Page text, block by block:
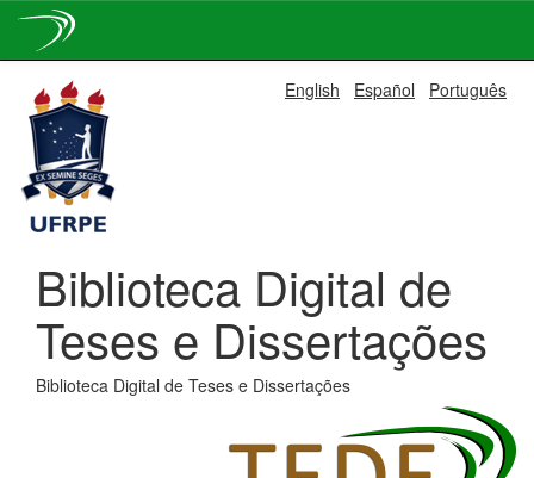
navigation
English Español Português
Biblioteca Digital de
Teses e Dissertações
Biblioteca Digital de Teses e Dissertações